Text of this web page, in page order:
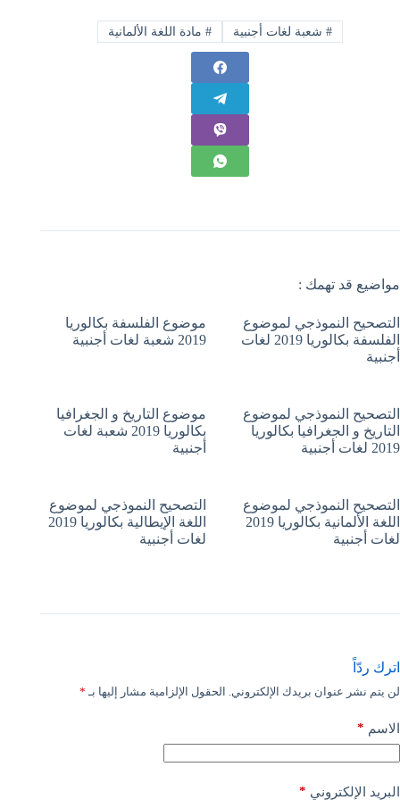
# شعبة لغات أجنبية #مادة اللغة الألمانية
مواضيع قد تهمك :
التصحيح النموذجي لموضوع
الفلسفة بكالوريا 2019 لغات
أجنبية
موضوع الفلسفة بكالوريا
2019 شعبة لغات أجنبية
التصحيح النموذجي لموضوع
التاريخ و الجغرافيا بكالوريا
2019 لغات أجنبية
موضوع التاريخ و الجغرافيا
بكالوريا 2019 شعبة لغات
أجنبية
التصحيح النموذجي لموضوع
اللغة الألمانية بكالوريا 2019
لغات أجنبية
التصحيح النموذجي لموضوع
اللغة الإيطالية بكالوريا 2019
لغات أجنبية
اترك ردّاً
لن يتم نشر عنوان بريدك الإلكتروني. الحقول الإلزامية مشار إليها بـ *
الاسم *
البريد الإلكتروني *